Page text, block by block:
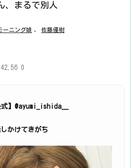
、まるで別人
ーニング娘 , 佐藤優樹
0
】@ayumi_ishida__
かけてきがち